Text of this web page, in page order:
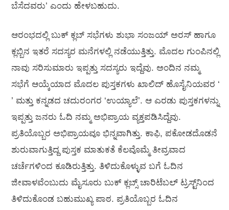
ಬೆಸೆದವರು’ ಎಂದು ಹೇಳಬಹುದು.
ಆರಂಭದಲ್ಲಿ ಬುಕ್ ಕ್ಲಬ್ ಸಭೆಗಳು ಶುಭಾ ಸಂಜಯ್ ಅರಸ್ ಹಾಗೂ
ಕ್ಲಬ್ಬಿನ ಇತರೆ ಸದಸ್ಯರ ಮನೆಗಳಲ್ಲಿ ನಡೆಯುತ್ತಿತ್ತು. ಮೊದಲ ಗುಂಪಿನಲ್ಲಿ
ನಾವು ಸರಿಸುಮಾರು ಇಪ್ಪತ್ತು ಸದಸ್ಯರು ಇದ್ದೆವು. ಅಂದಿನ ನಮ್ಮ
ಸಭೆಗೆ ಆಯ್ಕೆಯಾದ ಮೊದಲ ಪುಸ್ತಕಗಳು ಖಾಲಿದ್ ಹೊಸೈನಿಯವರ ‘
’ ಮತ್ತು ಕನ್ನಡದ ಚದುರಂಗರ ‘ಉಯ್ಯಾಲೆ’. ಆ ಎರಡು ಪುಸ್ತಕಗಳನ್ನು
ಇಪ್ಪತ್ತು ಜನರು ಓದಿ ನಮ್ಮ ಅಭಿಪ್ರಾಯ ವ್ಯಕ್ತಪಡಿಸಿದ್ದೆವು.
ಪ್ರತಿಯೊಬ್ಬರ ಅಭಿಪ್ರಾಯವೂ ಭಿನ್ನವಾಗಿತ್ತು. ಕಾಫಿ, ಪಕೋಡದೊಡನೆ
ಶುರುವಾಗುತ್ತಿದ್ದ ಪುಸ್ತಕ ಮಾತುಕತೆ ಕೆಲವೊಮ್ಮೆ ತೀವ್ರವಾದ
ಚರ್ಚೆಗಳಿಂದ ಕೂಡಿರುತ್ತಿತ್ತು. ತಿಳಿದುಕೊಳ್ಳುವ ಬಗೆ ಓದಿನ
ಜೀವಾಳವೆಂಬುದು ಮೈಸೂರು ಬುಕ್ ಕ್ಲಬ್ಸ್ ಚಾರಿಟೆಬಲ್ ಟ್ರಸ್ಟ್‌ನಿಂದ
ತಿಳಿದುಕೊಂಡ ಬಹುಮುಖ್ಯ ಪಾಠ. ಪ್ರತಿಯೊಬ್ಬರ ಓದಿನ